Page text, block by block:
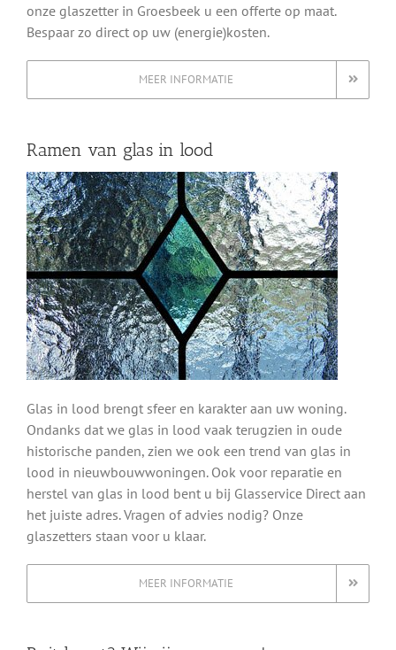
onze glaszetter in Groesbeek u een offerte op maat.
Bespaar zo direct op uw (energie)kosten.
MEER INFORMATIE
Ramen van glas in lood
Glas in lood brengt sfeer en karakter aan uw woning.
Ondanks dat we glas in lood vaak terugzien in oude
historische panden, zien we ook een trend van glas in
lood in nieuwbouwwoningen. Ook voor reparatie en
herstel van glas in lood bent u bij Glasservice Direct aan
het juiste adres. Vragen of advies nodig? Onze
glaszetters staan voor u klaar.
MEER INFORMATIE